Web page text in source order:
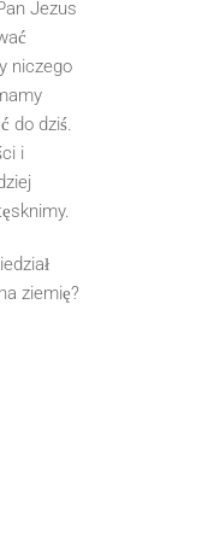
Jezus
niczego
do dziś.
i
ziemię?